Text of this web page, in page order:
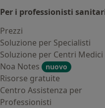
Per i professionisti
Prezzi
Soluzione per Specialisti
Soluzione per Centri Medici
Noa Notes
nuovo
Risorse gratuite
Centro Assistenza per
Professionisti